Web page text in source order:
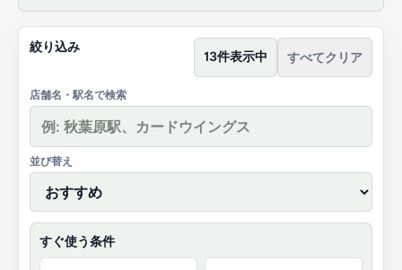
絞り込み
13件表示中 すべてクリア
店舗名・駅名で検索
並び替え
すぐ使う条件